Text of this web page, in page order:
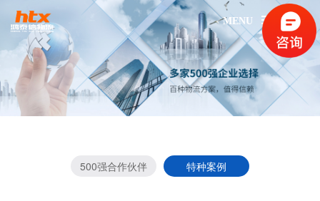
MENU
500强合作伙伴 特种案例